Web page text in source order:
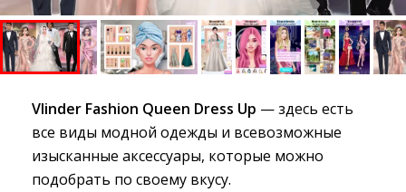
Vlinder Fashion Queen Dress Up — здесь есть
все виды модной одежды и всевозможные
изысканные аксессуары, которые можно
подобрать по своему вкусу.